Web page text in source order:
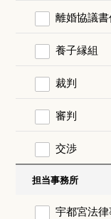
離婚協議
養子縁組
裁判
審判
交渉
担当事務所
宇都宮法